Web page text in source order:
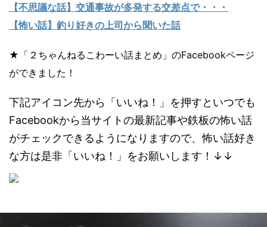
【不思議な話】交通事故が多発する交差点で・・・
【怖い話】釣り好きの上司から聞いた話
★「２ちゃんねるこわーい話まとめ」のFacebookページ
ができました！
下記アイコン先から「いいね！」を押すといつでも
Facebookから当サイトの最新記事や鉄板の怖い話
がチェックできるようになりますので、怖い話好き
な方は是非「いいね！」をお願いします！ ↓↓